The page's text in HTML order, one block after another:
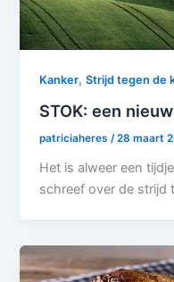
Kanker,Strijd tegen de
STOK: een
patriciaheres/28 maart
Het is alweer een
schreef over de strijd